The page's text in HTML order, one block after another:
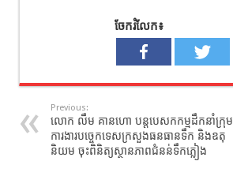
ចែករំលែក៖
Previous:
លោក លឹម គានហោ បន្តបេសកកម្មដឹកនាំក្រុម
ការងារបច្ចេកទេសក្រសួងធនធានទឹក និងឧតុ
និយម ចុះពិនិត្យស្ថានភាពជំនន់ទឹកភ្លៀង